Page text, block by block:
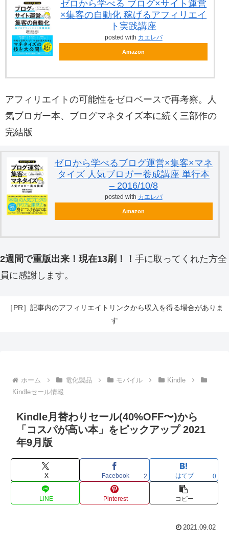
ゼロから学べる ブログ×サイト運営
×集客の自動化 稼げるアフィリエイ
ト実践講座
posted with カエレバ
Amazon
アフィリエイトの可能性をゼロベースで再考察。人
気ブロガー本、ブログマネタイズ本に続く三部作の
完結版
ゼロから学べるブログ運営×集客×マネ
タイズ 人気ブロガー養成講座 単行本
– 2016/10/8
posted with カエレバ
Amazon
2週間で重版出来！現在13刷！！ 手に取ってくれた方全
員に感謝します。
［PR］記事内のアフィリエイトリンクから収入を得る場合がありま
す
ホーム 電化製品 モバイル
Kindle
Kindleセール情報
Kindle月替わりセール(40%OFF〜)から
「コスパが高い本」をピックアップ 2021
年9月版
X Facebook 2 はてブ 0
LINE Pinterest コピー
2021.09.02